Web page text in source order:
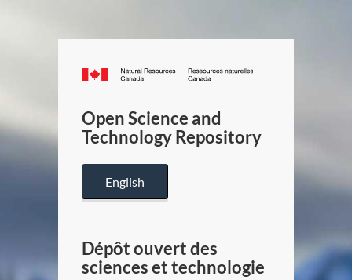
Canada.ca
/
Canada
Open Science and
Technology Repository
English
Dépôt ouvert des
sciences et technologie